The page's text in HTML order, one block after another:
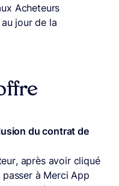
Acheteurs
jour de la
du contrat de
après avoir cliqué
à Merci App